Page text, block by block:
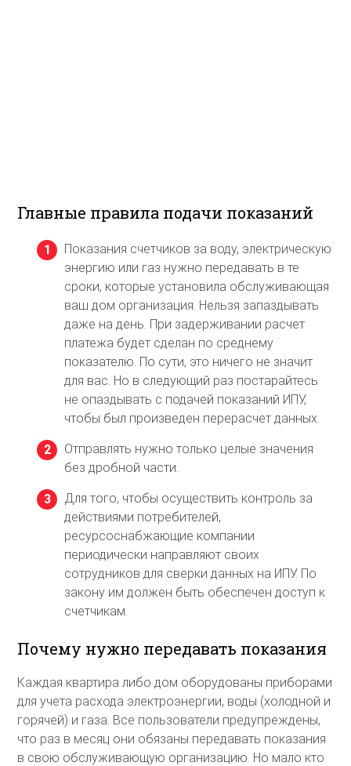
Главные правила подачи показаний
Показания счетчиков за воду, электрическую
энергию или газ нужно передавать в те
сроки, которые установила обслуживающая
ваш дом организация. Нельзя запаздывать
даже на день. При задерживании расчет
платежа будет сделан по среднему
показателю. По сути, это ничего не значит
для вас. Но в следующий раз постарайтесь
не опаздывать с подачей показаний ИПУ,
чтобы был произведен перерасчет данных.
Отправлять нужно только целые значения
без дробной части.
Для того, чтобы осуществить контроль за
действиями потребителей,
ресурсоснабжающие компании
периодически направляют своих
сотрудников для сверки данных на ИПУ. По
закону им должен быть обеспечен доступ к
счетчикам.
Почему нужно передавать показания
Каждая квартира либо дом оборудованы приборами
для учета расхода электроэнергии, воды (холодной и
горячей) и газа. Все пользователи предупреждены,
что раз в месяц они обязаны передавать показания
в свою обслуживающую организацию. Но мало кто